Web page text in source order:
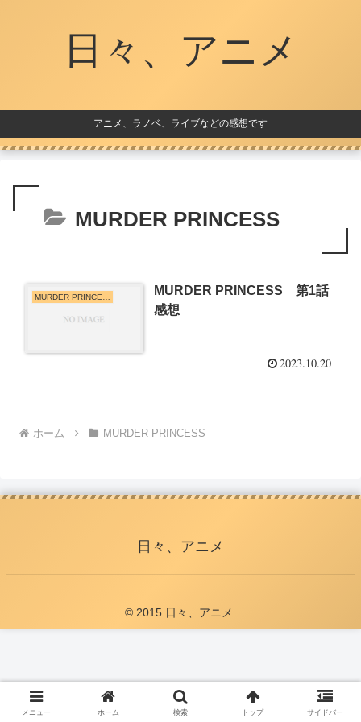
日々、アニメ
アニメ、ラノベ、ライブなどの感想です
MURDER PRINCESS
MURDER PRINCESS 第1話
感想
2023.10.20
ホーム MURDER PRINCESS
日々、アニメ
© 2015 日々、アニメ.
メニュー ホーム 検索 トップ サイドバー